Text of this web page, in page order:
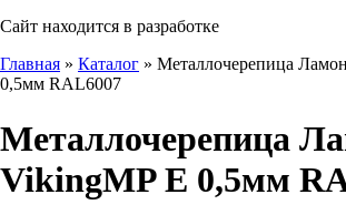
Сайт находится в разработке
Главная » Каталог » Металлочерепица
0,5мм RAL6007
Металлочерепица
VikingMP E 0,5мм